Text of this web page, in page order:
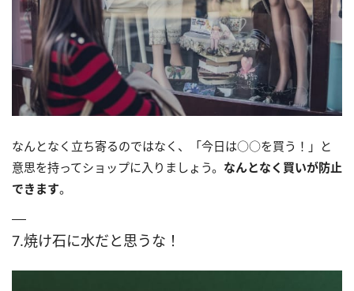
なんとなく立ち寄るのではなく、「今日は○○を買う！」と
意思を持ってショップに入りましょう。 なんとなく買いが防止
できます。
7.焼け石に水だと思うな！